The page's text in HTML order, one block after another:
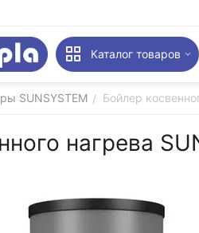
Каталог товаров
SUNSYSTEM / Бойлер
нагрева